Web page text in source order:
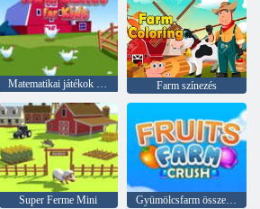
Matematikai játékok gyerekeknek Farm színezés
Super Ferme Mini Gyümölcsfarm összetörése